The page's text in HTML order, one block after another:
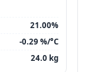
21.00%
-0.29 %/°C
24.0 kg